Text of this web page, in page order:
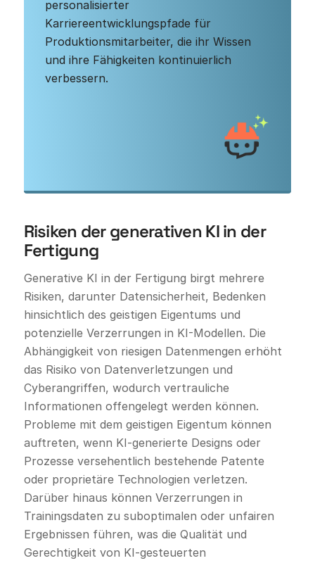
personalisierter
Karriereentwicklungspfade für
Produktionsmitarbeiter, die ihr Wissen
und ihre Fähigkeiten kontinuierlich
verbessern.
Risiken der generativen KI in der
Fertigung
Generative KI in der Fertigung birgt mehrere
Risiken, darunter Datensicherheit, Bedenken
hinsichtlich des geistigen Eigentums und
potenzielle Verzerrungen in KI-Modellen. Die
Abhängigkeit von riesigen Datenmengen erhöht
das Risiko von Datenverletzungen und
Cyberangriffen, wodurch vertrauliche
Informationen offengelegt werden können.
Probleme mit dem geistigen Eigentum können
auftreten, wenn KI-generierte Designs oder
Prozesse versehentlich bestehende Patente
oder proprietäre Technologien verletzen.
Darüber hinaus können Verzerrungen in
Trainingsdaten zu suboptimalen oder unfairen
Ergebnissen führen, was die Qualität und
Gerechtigkeit von KI-gesteuerten